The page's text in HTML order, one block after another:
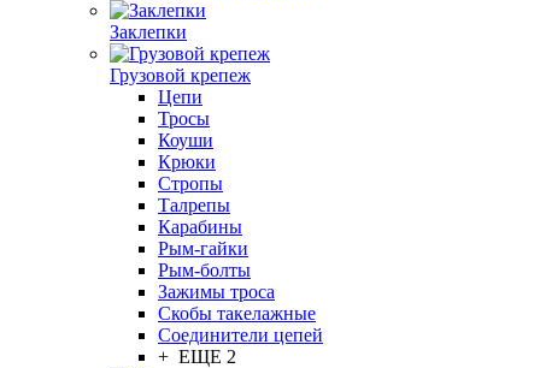
Заклепки
Грузовой крепеж
Цепи
Тросы
Коуши
Крюки
Стропы
Талрепы
Карабины
Рым-гайки
Рым-болты
Зажимы троса
Скобы такелажные
Соединители цепей
+ ЕЩЕ 2